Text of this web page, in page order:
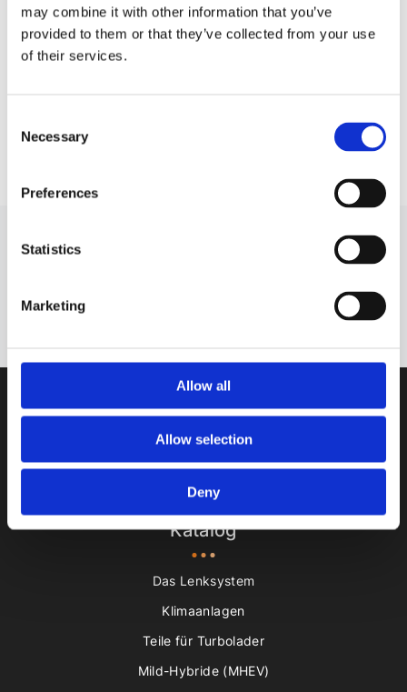
may combine it with other information that you’ve
provided to them or that they’ve collected from your use
of their services.
Selection
Necessary
Preferences
Statistics
Marketing
Allow all
Allow selection
Deny
Wartung der Autoklimaanlage: Warum darf man
Bitte beachten Sie unsere
Feedback hinterlassen
Katalog
Das Lenksystem
Klimaanlagen
Teile für Turbolader
Mild-Hybride (MHEV)